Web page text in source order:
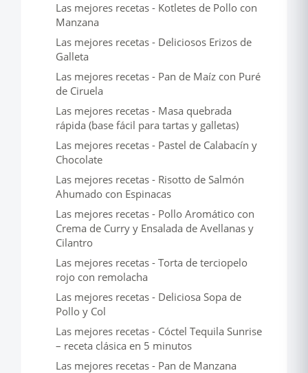
Las mejores recetas - Kotletes de Pollo con
Manzana
Las mejores recetas - Deliciosos Erizos de
Galleta
Las mejores recetas - Pan de Maíz con Puré
de Ciruela
Las mejores recetas - Masa quebrada
rápida (base fácil para tartas y galletas)
Las mejores recetas - Pastel de Calabacín y
Chocolate
Las mejores recetas - Risotto de Salmón
Ahumado con Espinacas
Las mejores recetas - Pollo Aromático con
Crema de Curry y Ensalada de Avellanas y
Cilantro
Las mejores recetas - Torta de terciopelo
rojo con remolacha
Las mejores recetas - Deliciosa Sopa de
Pollo y Col
Las mejores recetas - Cóctel Tequila Sunrise
– receta clásica en 5 minutos
Las mejores recetas - Pan de Manzana